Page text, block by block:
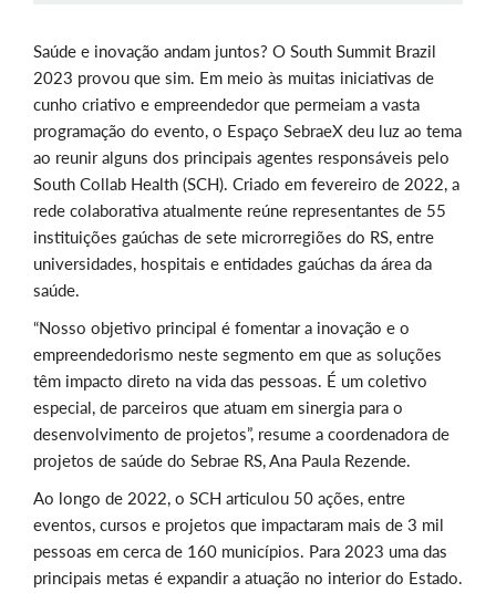
Saúde e inovação andam juntos? O South Summit Brazil
2023 provou que sim. Em meio às muitas iniciativas de
cunho criativo e empreendedor que permeiam a vasta
programação do evento, o Espaço SebraeX deu luz ao tema
ao reunir alguns dos principais agentes responsáveis pelo
South Collab Health (SCH). Criado em fevereiro de 2022, a
rede colaborativa atualmente reúne representantes de 55
instituições gaúchas de sete microrregiões do RS, entre
universidades, hospitais e entidades gaúchas da área da
saúde.
“Nosso objetivo principal é fomentar a inovação e o
empreendedorismo neste segmento em que as soluções
têm impacto direto na vida das pessoas. É um coletivo
especial, de parceiros que atuam em sinergia para o
desenvolvimento de projetos”, resume a coordenadora de
projetos de saúde do Sebrae RS, Ana Paula Rezende.
Ao longo de 2022, o SCH articulou 50 ações, entre
eventos, cursos e projetos que impactaram mais de 3 mil
pessoas em cerca de 160 municípios. Para 2023 uma das
principais metas é expandir a atuação no interior do Estado.